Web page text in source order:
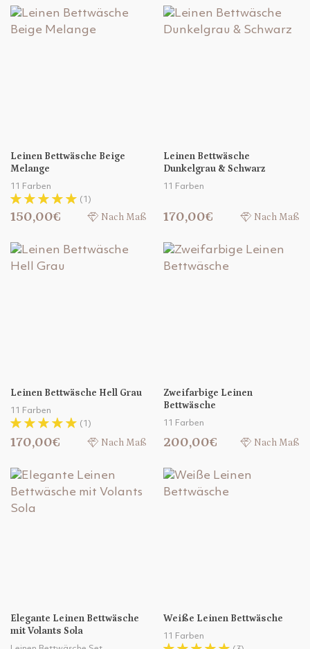
Leinen Bettwäsche Beige
Melange
11 Farben
(1)
150,00€ Nach Maß
Leinen Bettwäsche
Dunkelgrau & Schwarz
11 Farben
170,00€ Nach Maß
Leinen Bettwäsche Hell Grau
11 Farben
(1)
170,00€ Nach Maß
Zweifarbige Leinen
Bettwäsche
11 Farben
200,00€ Nach Maß
Elegante Leinen Bettwäsche
mit Volants Sola
Weiße Leinen Bettwäsche
11 Farben